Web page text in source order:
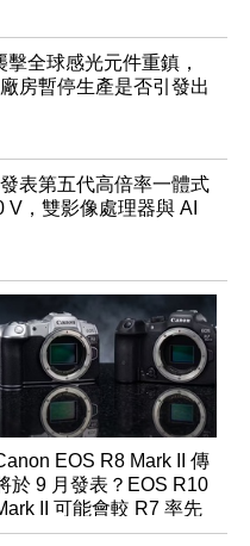
擊全球感光元件重鎮，
房暫停生產是否引發出
表第五代高倍率一體式
V，雙影像處理器與 AI
EOS R8 Mark II 傳
於 9 月發表？EOS R10
II 可能會較 R7 率先
出